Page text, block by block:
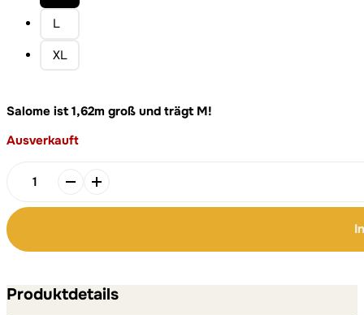
L
XL
Salome ist 1,62m groß und trägt M!
Ausverkauft
Peace
Hoodie
unisex
Produktdetails